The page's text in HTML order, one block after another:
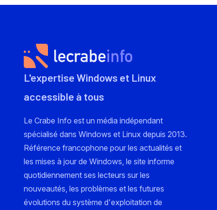
L'expertise Windows et Linux
accessible à tous
Le Crabe Info est un média indépendant
spécialisé dans Windows et Linux depuis 2013.
Référence francophone pour les actualités et
les mises à jour de Windows, le site informe
quotidiennement ses lecteurs sur les
nouveautés, les problèmes et les futures
évolutions du système d'exploitation de